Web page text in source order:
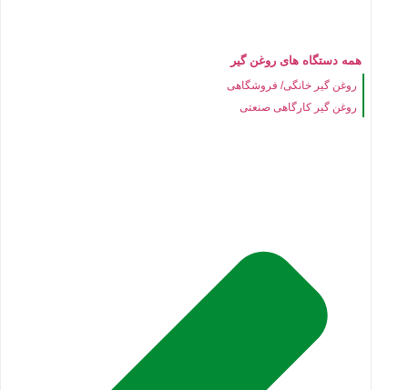
همه دستگاه های روغن گیر
روغن گیر خانگی/ فروشگاهی
روغن گیر کارگاهی صنعتی